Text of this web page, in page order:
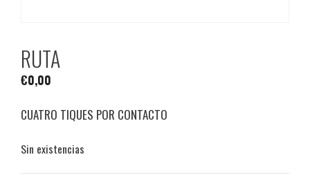
RUTA
€0,00
CUATRO TIQUES POR CONTACTO
Sin existencias